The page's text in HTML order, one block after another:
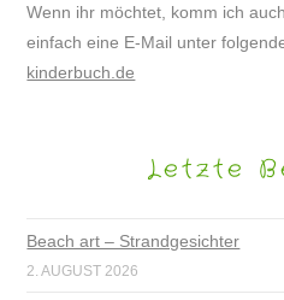
Wenn ihr möchtet, komm ich
einfach eine E-Mail unter
kinderbuch.de
Letzte
Beach art – Strandgesichter
2. AUGUST 2026